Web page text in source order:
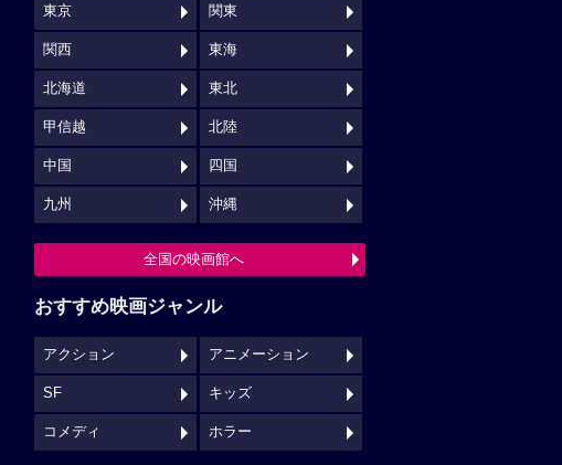
東京 関東
関西 東海
北海道 東北
甲信越 北陸
中国 四国
九州 沖縄
全国の映画館へ
おすすめ映画ジャンル
アクション アニメーション
SF キッズ
コメディ ホラー